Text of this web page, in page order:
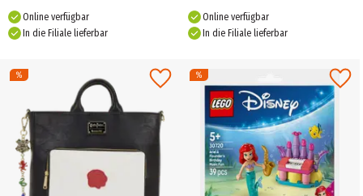
Online verfügbar
In die Filiale lieferbar
Online verfügbar
In die Filiale lieferbar